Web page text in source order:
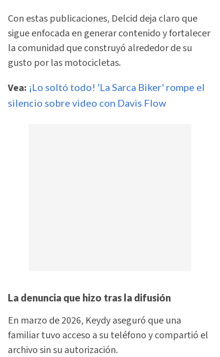
Con estas publicaciones, Delcid deja claro que
sigue enfocada en generar contenido y fortalecer
la comunidad que construyó alrededor de su
gusto por las motocicletas.
Vea: ¡Lo soltó todo! 'La Sarca Biker' rompe el
silencio sobre video con Davis Flow
La denuncia que hizo tras la difusión
En marzo de 2026, Keydy aseguró que una
familiar tuvo acceso a su teléfono y compartió el
archivo sin su autorización.